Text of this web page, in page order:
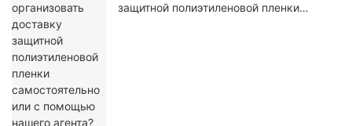
защитной полиэтиленовой пленки